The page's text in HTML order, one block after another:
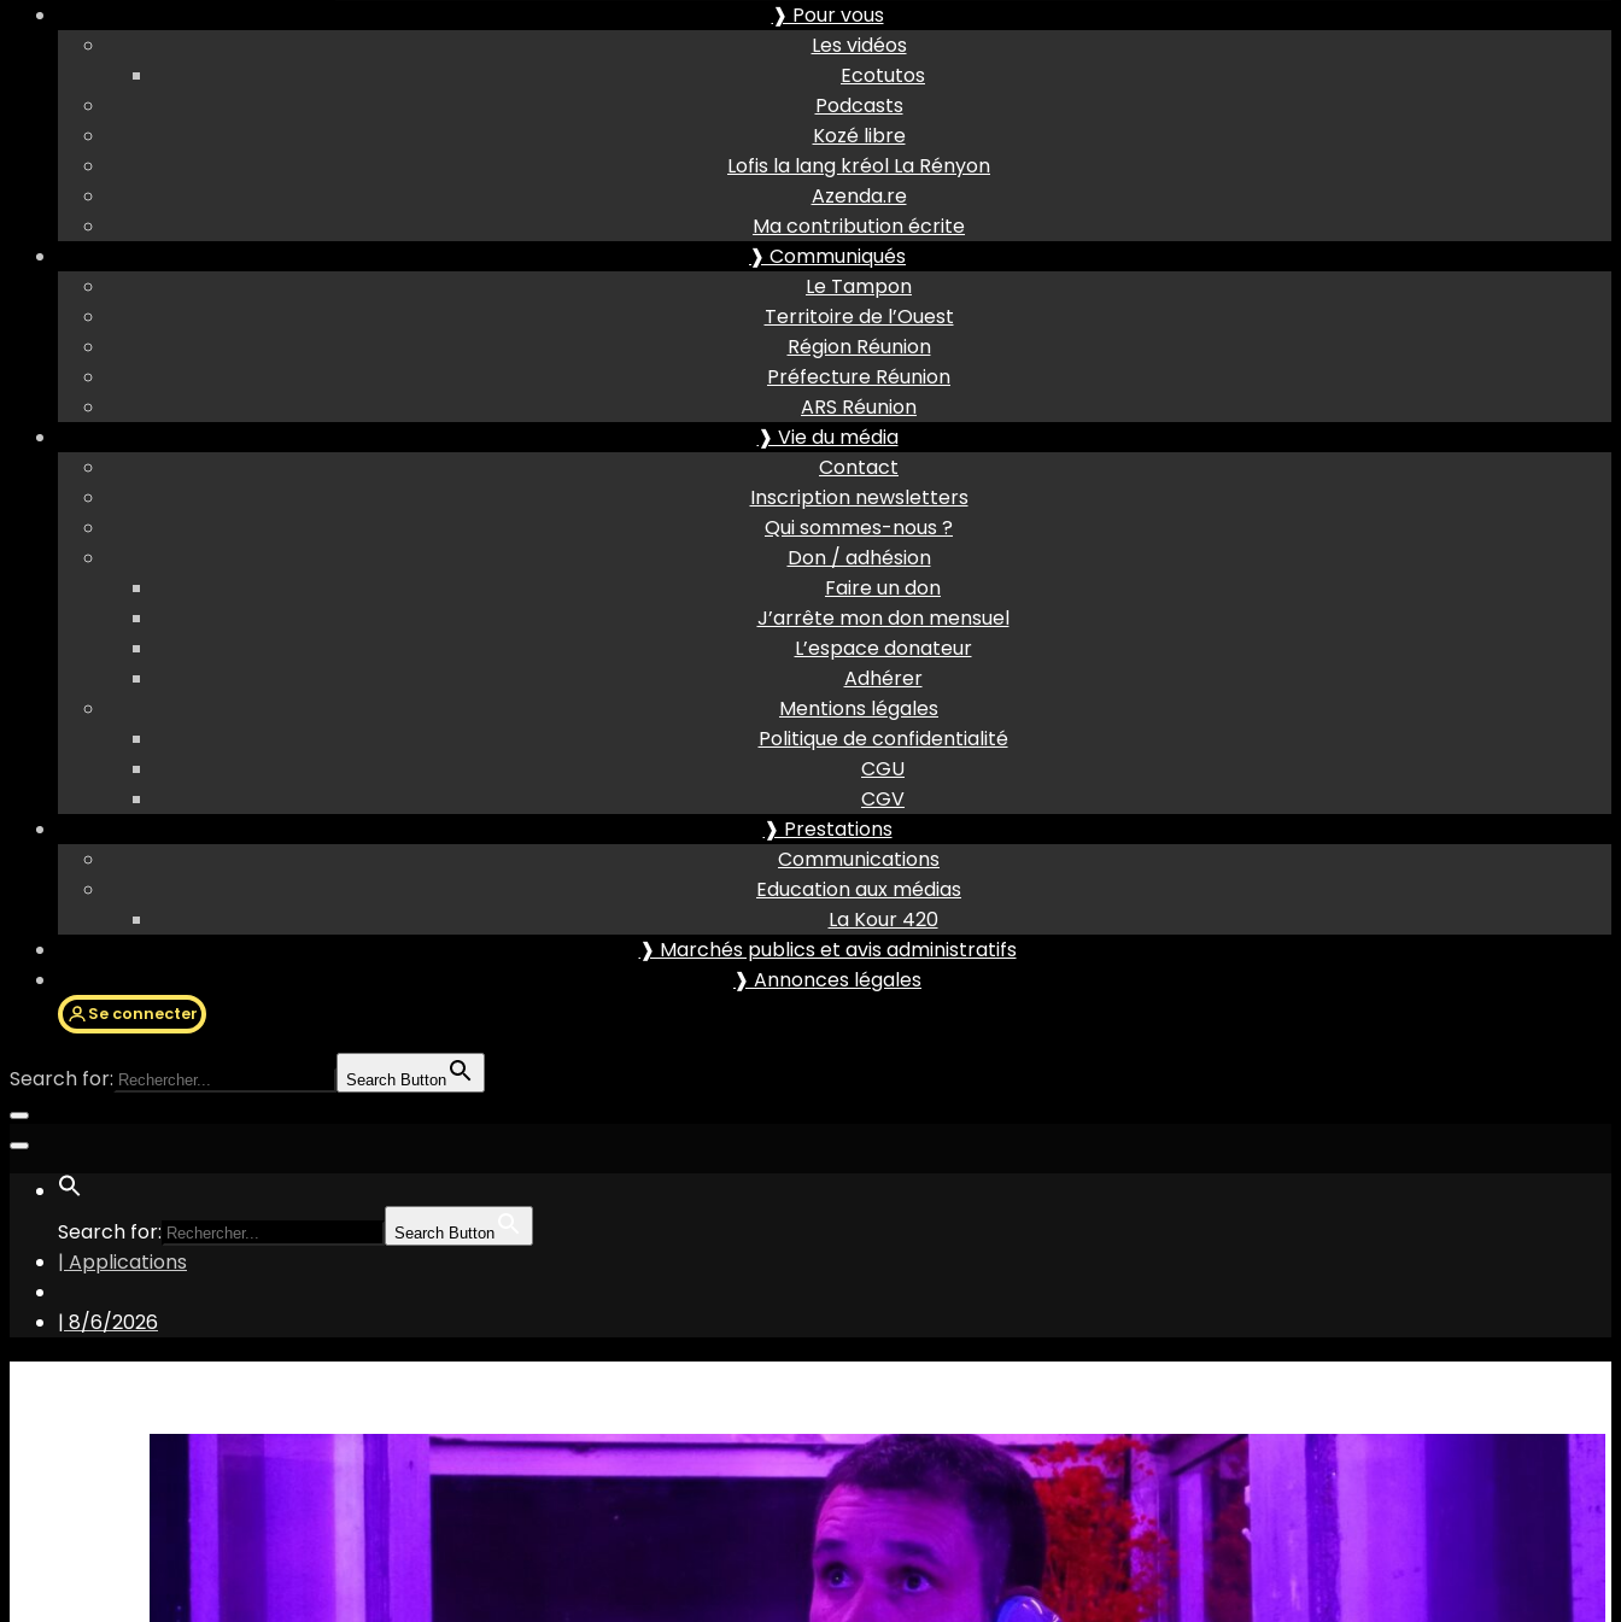
❱ Pour vous
Les vidéos
Ecotutos
Podcasts
Kozé libre
Lofis la lang kréol La Rényon
Azenda.re
Ma contribution écrite
❱ Communiqués
Le Tampon
Territoire de l’Ouest
Région Réunion
Préfecture Réunion
ARS Réunion
❱ Vie du média
Contact
Inscription newsletters
Qui sommes-nous ?
Don / adhésion
Faire un don
J’arrête mon don mensuel
L’espace donateur
Adhérer
Mentions légales
Politique de confidentialité
CGU
CGV
❱ Prestations
Communications
Education aux médias
La Kour 420
❱ Marchés publics et avis administratifs
❱ Annonces légales
Se connecter
Search for: Search Button
Search for: Search Button
| Applications
| 8/6/2026